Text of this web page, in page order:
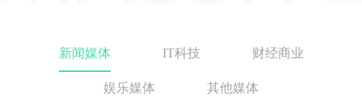
新闻媒体 IT科技 财经商业
娱乐媒体 其他媒体